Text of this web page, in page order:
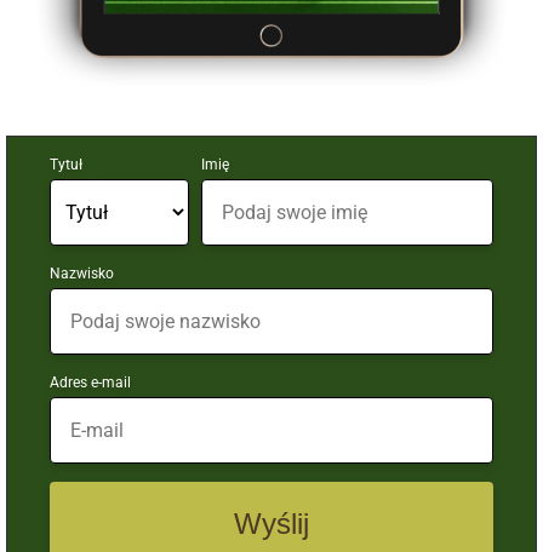
Tytuł Imię
Nazwisko
Adres e-mail
Wyślij